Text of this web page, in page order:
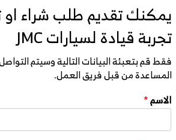
يمكنك تقديم طلب شراء او
تجربة قيادة لسيارات JMC
فقط قم بتعبئة البيانات التالية وسيتم
المساعدة من قبل فريق العمل.
الاسم*